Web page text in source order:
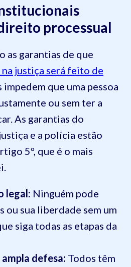
processual
as garantias de que
justiça será feito de
impedem que uma pessoa
ou sem ter a
As garantias do
e a polícia estão
5º, que é o mais
legal: Ninguém pode
ou sua liberdade sem um
siga todas as etapas da
defesa: Todos têm